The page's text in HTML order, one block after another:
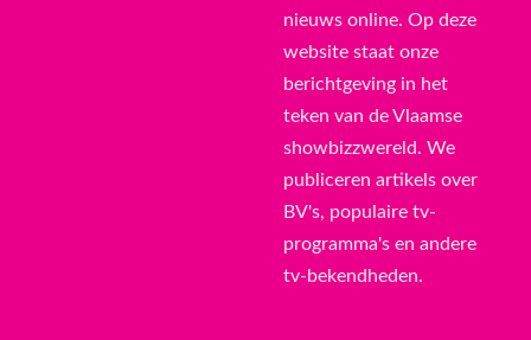
nieuws online. Op deze
website staat onze
berichtgeving in het
teken van de Vlaamse
showbizzwereld. We
publiceren artikels over
BV's, populaire tv-
programma's en andere
tv-bekendheden.